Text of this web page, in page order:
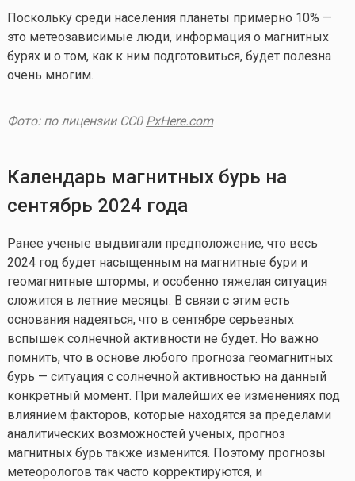
Поскольку среди населения планеты примерно 10% —
это метеозависимые люди, информация о магнитных
бурях и о том, как к ним подготовиться, будет полезна
очень многим.
Фото: по лицензии CC0 PxHere.com
Календарь магнитных бурь на
сентябрь 2024 года
Ранее ученые выдвигали предположение, что весь
2024 год будет насыщенным на магнитные бури и
геомагнитные штормы, и особенно тяжелая ситуация
сложится в летние месяцы. В связи с этим есть
основания надеяться, что в сентябре серьезных
вспышек солнечной активности не будет. Но важно
помнить, что в основе любого прогноза геомагнитных
бурь — ситуация с солнечной активностью на данный
конкретный момент. При малейших ее изменениях под
влиянием факторов, которые находятся за пределами
аналитических возможностей ученых, прогноз
магнитных бурь также изменится. Поэтому прогнозы
метеорологов так часто корректируются, и